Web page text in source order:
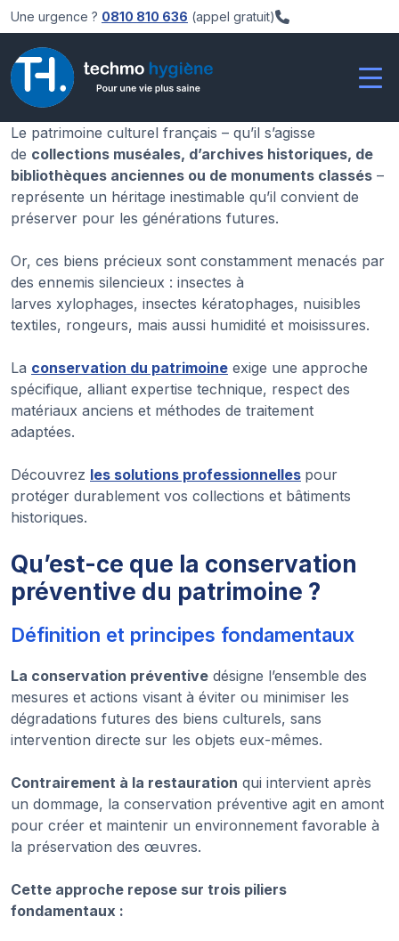
Une urgence ? 0810 810 636 (appel gratuit)
Le patrimoine culturel français – qu’il s’agisse
de collections muséales, d’archives historiques, de
bibliothèques anciennes ou de monuments classés –
représente un héritage inestimable qu’il convient de
préserver pour les générations futures.
Or, ces biens précieux sont constamment menacés par
des ennemis silencieux : insectes à
larves xylophages, insectes kératophages, nuisibles
textiles, rongeurs, mais aussi humidité et moisissures.
La conservation du patrimoine exige une approche
spécifique, alliant expertise technique, respect des
matériaux anciens et méthodes de traitement
adaptées.
Découvrez les solutions professionnelles pour
protéger durablement vos collections et bâtiments
historiques.
Qu’est-ce que la conservation
préventive du patrimoine ?
Définition et principes fondamentaux
La conservation préventive désigne l’ensemble des
mesures et actions visant à éviter ou minimiser les
dégradations futures des biens culturels, sans
intervention directe sur les objets eux-mêmes.
Contrairement à la restauration qui intervient après
un dommage, la conservation préventive agit en amont
pour créer et maintenir un environnement favorable à
la préservation des œuvres.
Cette approche repose sur trois piliers
fondamentaux :